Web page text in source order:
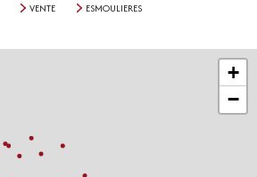
VENTE ESMOULIERES
+
−